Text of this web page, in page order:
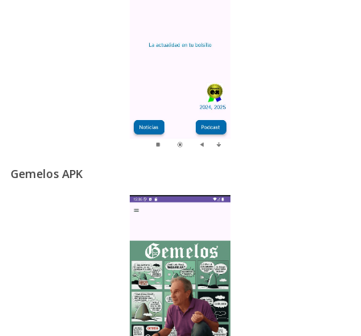
Gemelos APK